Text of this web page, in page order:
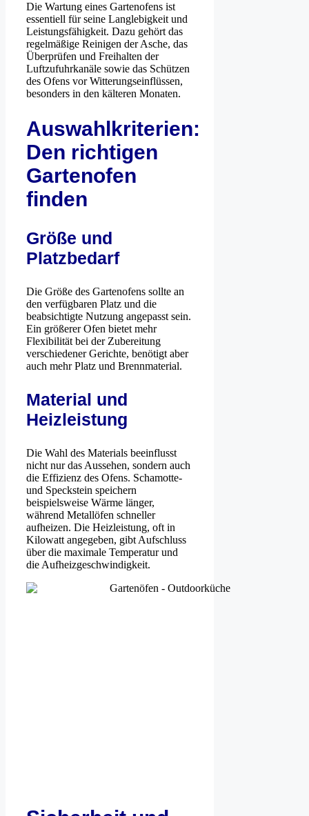
Die Wartung eines Gartenofens ist
essentiell für seine Langlebigkeit und
Leistungsfähigkeit. Dazu gehört das
regelmäßige Reinigen der Asche, das
Überprüfen und Freihalten der
Luftzufuhrkanäle sowie das Schützen
des Ofens vor Witterungseinflüssen,
besonders in den kälteren Monaten.
Auswahlkriterien:
Den richtigen
Gartenofen
finden
Größe und
Platzbedarf
Die Größe des Gartenofens sollte an
den verfügbaren Platz und die
beabsichtigte Nutzung angepasst sein.
Ein größerer Ofen bietet mehr
Flexibilität bei der Zubereitung
verschiedener Gerichte, benötigt aber
auch mehr Platz und Brennmaterial.
Material und
Heizleistung
Die Wahl des Materials beeinflusst
nicht nur das Aussehen, sondern auch
die Effizienz des Ofens. Schamotte-
und Speckstein speichern
beispielsweise Wärme länger,
während Metallöfen schneller
aufheizen. Die Heizleistung, oft in
Kilowatt angegeben, gibt Aufschluss
über die maximale Temperatur und
die Aufheizgeschwindigkeit.